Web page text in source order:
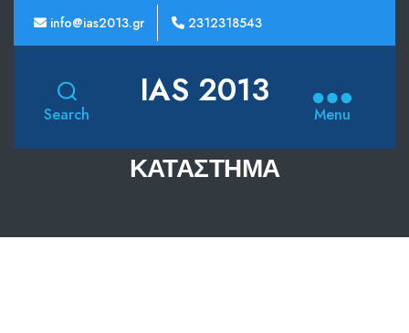
info@ias2013.gr 2312318543
Search
IAS 2013
Menu
ΚΑΤΆΣΤΗΜΑ